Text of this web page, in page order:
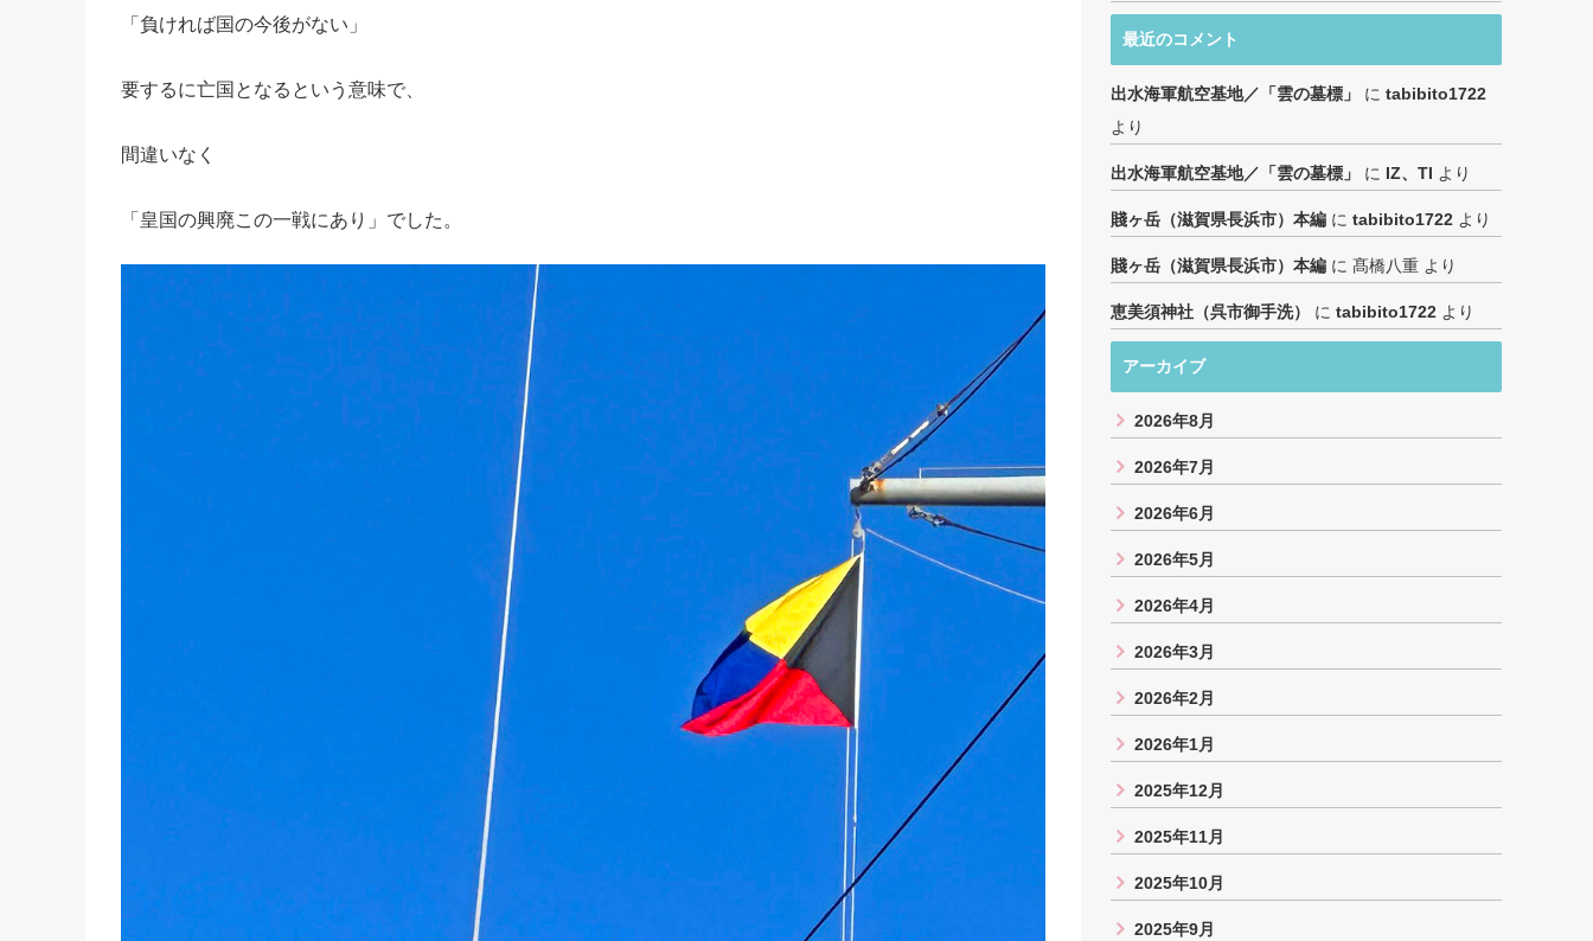
「負ければ国の今後がない」
要するに亡国となるという意味で、
間違いなく
「皇国の興廃この一戦にあり」でした。
最近のコメント
出水海軍航空基地／「雲の墓標」 に tabibito1722
より
出水海軍航空基地／「雲の墓標」 に IZ、TI より
賤ヶ岳（滋賀県長浜市）本編 に tabibito1722 より
賤ヶ岳（滋賀県長浜市）本編 に 髙橋八重 より
恵美須神社（呉市御手洗） に tabibito1722 より
アーカイブ
2026年8月
2026年7月
2026年6月
2026年5月
2026年4月
2026年3月
2026年2月
2026年1月
2025年12月
2025年11月
2025年10月
2025年9月